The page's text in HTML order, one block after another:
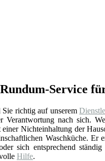
Service
richtig auf unserem
nach sich.
Nichteinhaltung der
Waschküche.
sich entsprechend
Hilfe.